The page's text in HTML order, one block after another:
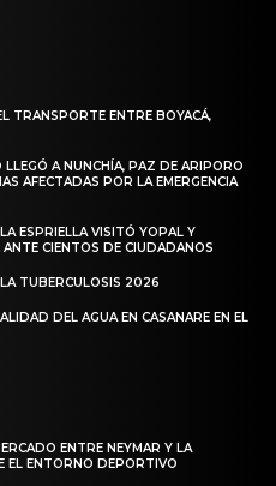
TRANSPORTE ENTRE BOYACÁ,
A NUNCHÍA, PAZ DE ARIPORO
AFECTADAS POR LA EMERGENCIA
ESPRIELLA VISITÓ YOPAL Y
CIENTOS DE CIUDADANOS
TUBERCULOSIS 2026
DEL AGUA EN CASANARE EN EL
ENTRE NEYMAR Y LA
EL ENTORNO DEPORTIVO